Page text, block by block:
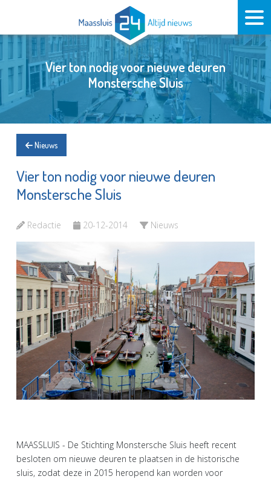
Vier ton nodig voor nieuwe deuren
Monstersche Sluis
Nieuws
Vier ton nodig voor nieuwe deuren
Monstersche Sluis
Redactie 20-12-2014 Nieuws
MAASSLUIS - De Stichting Monstersche Sluis heeft recent
besloten om nieuwe deuren te plaatsen in de historische
sluis, zodat deze in 2015 heropend kan worden voor